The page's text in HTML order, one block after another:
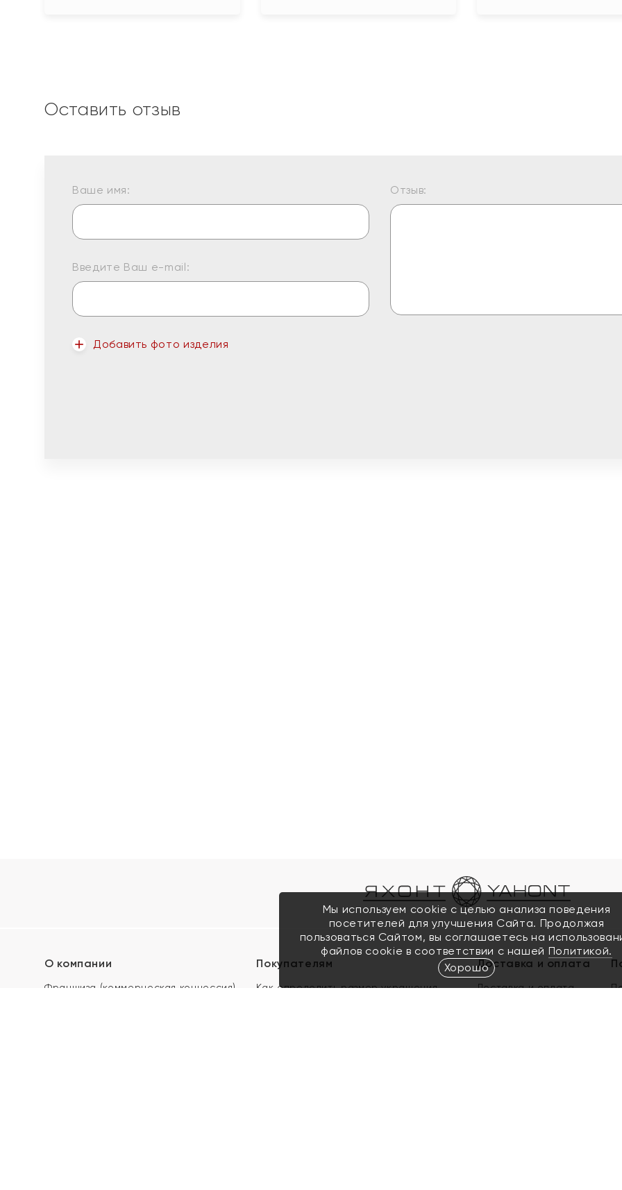
Оставить отзыв
Ваше имя:
Введите Ваш e-mail:
Добавить фото изделия
Отзыв:
О компании
Франшиза (коммерческая концессия)
Покупателям
Как определить размер украшения
Доставка и оплата
Доставка и оплата
Мы используем cookie с целью анализа поведения
посетителей для улучшения Сайта. Продолжая
пользоваться Сайтом, вы соглашаетесь на
файлов cookie в соответствии с нашей Политикой.
Хорошо